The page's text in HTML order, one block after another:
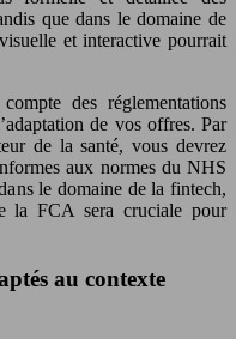
que dans le domaine de
et interactive pourrait
des réglementations
de vos offres. Par
de la santé, vous devrez
aux normes du NHS
le domaine de la fintech,
la FCA sera cruciale pour
au contexte